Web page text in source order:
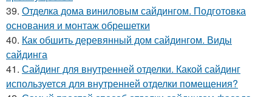
39. Отделка дома виниловым сайдингом. Подготовка
основания и монтаж обрешетки
40. Как обшить деревянный дом сайдингом. Виды
сайдинга
41. Сайдинг для внутренней отделки. Какой сайдинг
используется для внутренней отделки помещения?